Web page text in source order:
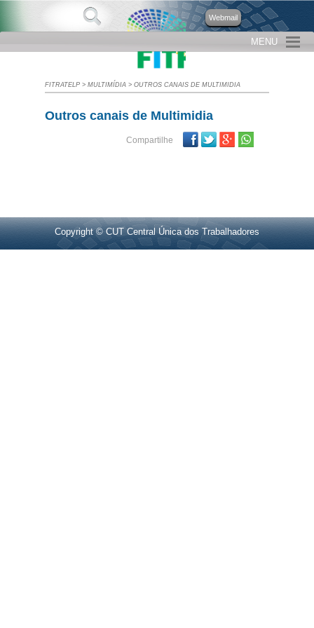
Webmail
MENU
FITRATELP > MULTIMÍDIA > OUTROS CANAIS DE MULTIMIDIA
Outros canais de Multimidia
Compartilhe Facebook
TwitterGoogle Plus
Copyright © CUT Central Única dos Trabalhadores